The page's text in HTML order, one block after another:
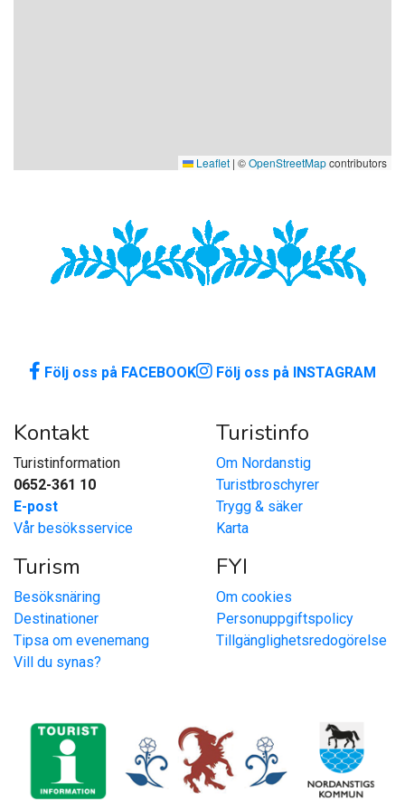
Leaflet | ©OpenStreetMapcontributors
Följ oss på FACEBOOK Följ oss på INSTAGRAM
Kontakt
Turistinformation
0652-361 10
E-post
Vår besöksservice
Turistinfo
Om Nordanstig
Turistbroschyrer
Trygg & säker
Karta
Turism
Besöksnäring
Destinationer
Tipsa om evenemang
Vill du synas?
FYI
Om cookies
Personuppgiftspolicy
Tillgänglighetsredogörelse